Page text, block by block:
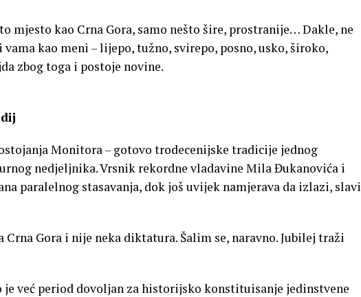
mjesto kao Crna Gora, samo nešto šire, prostranije… Dakle, ne
kao meni – lijepo, tužno, svirepo, posno, usko, široko,
zbog toga i postoje novine.
Monitora – gotovo trodecenijske tradicije jednog
nedjeljnika. Vrsnik rekordne vladavine Mila Đukanovića i
paralelnog stasavanja, dok još uvijek namjerava da izlazi, slavi
Crna Gora i nije neka diktatura. Šalim se, naravno. Jubilej traži
je već period dovoljan za historijsko konstituisanje jedinstvene